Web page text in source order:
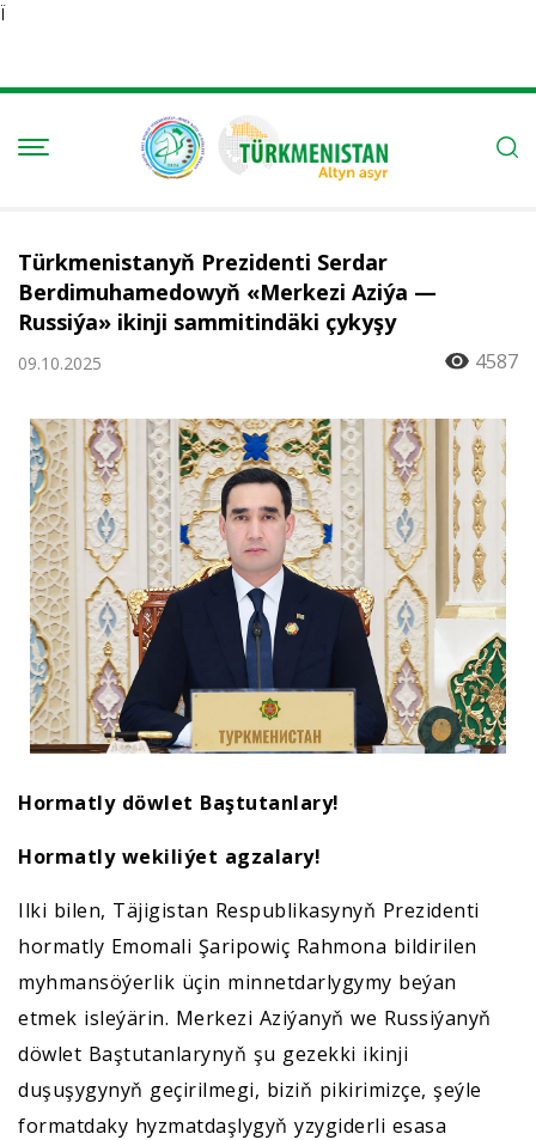
Ï
Türkmenistanyň Prezidenti Serdar
Berdimuhamedowyň «Merkezi Aziýa —
Russiýa» ikinji sammitindäki çykyşy
09.10.2025 4587
Hormatly döwlet Baştutanlary!
Hormatly wekiliýet agzalary!
Ilki bilen, Täjigistan Respublikasynyň Prezidenti
hormatly Emomali Şaripowiç Rahmona bildirilen
myhmansöýerlik üçin minnetdarlygymy beýan
etmek isleýärin. Merkezi Aziýanyň we Russiýanyň
döwlet Baştutanlarynyň şu gezekki ikinji
duşuşygynyň geçirilmegi, biziň pikirimizçe, şeýle
formatdaky hyzmatdaşlygyň yzygiderli esasa